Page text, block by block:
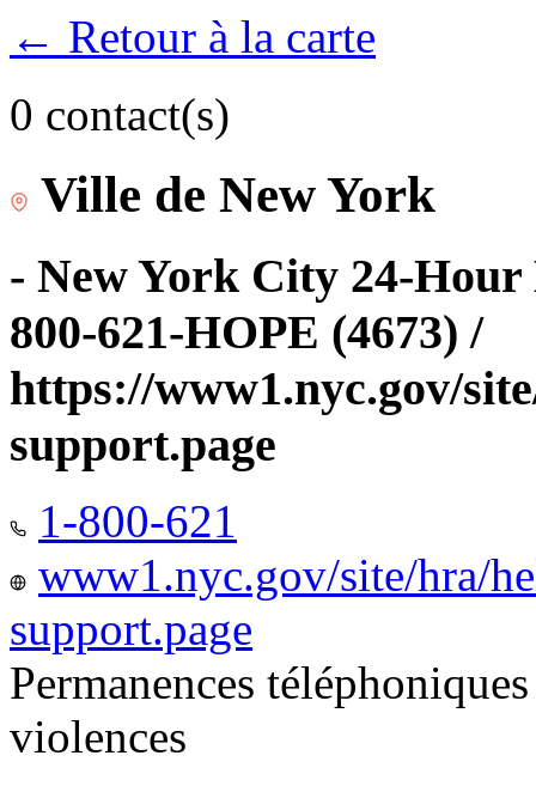
← Retour à la carte
0 contact(s)
Ville de New York
- New York City 24-
800-621-HOPE (4673) /
https://www1.nyc.gov/
support.page
1-800-621
www1.nyc.gov/site/hra/
support.page
Permanences
violences